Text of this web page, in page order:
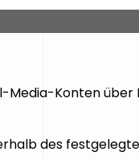
Konten über
des